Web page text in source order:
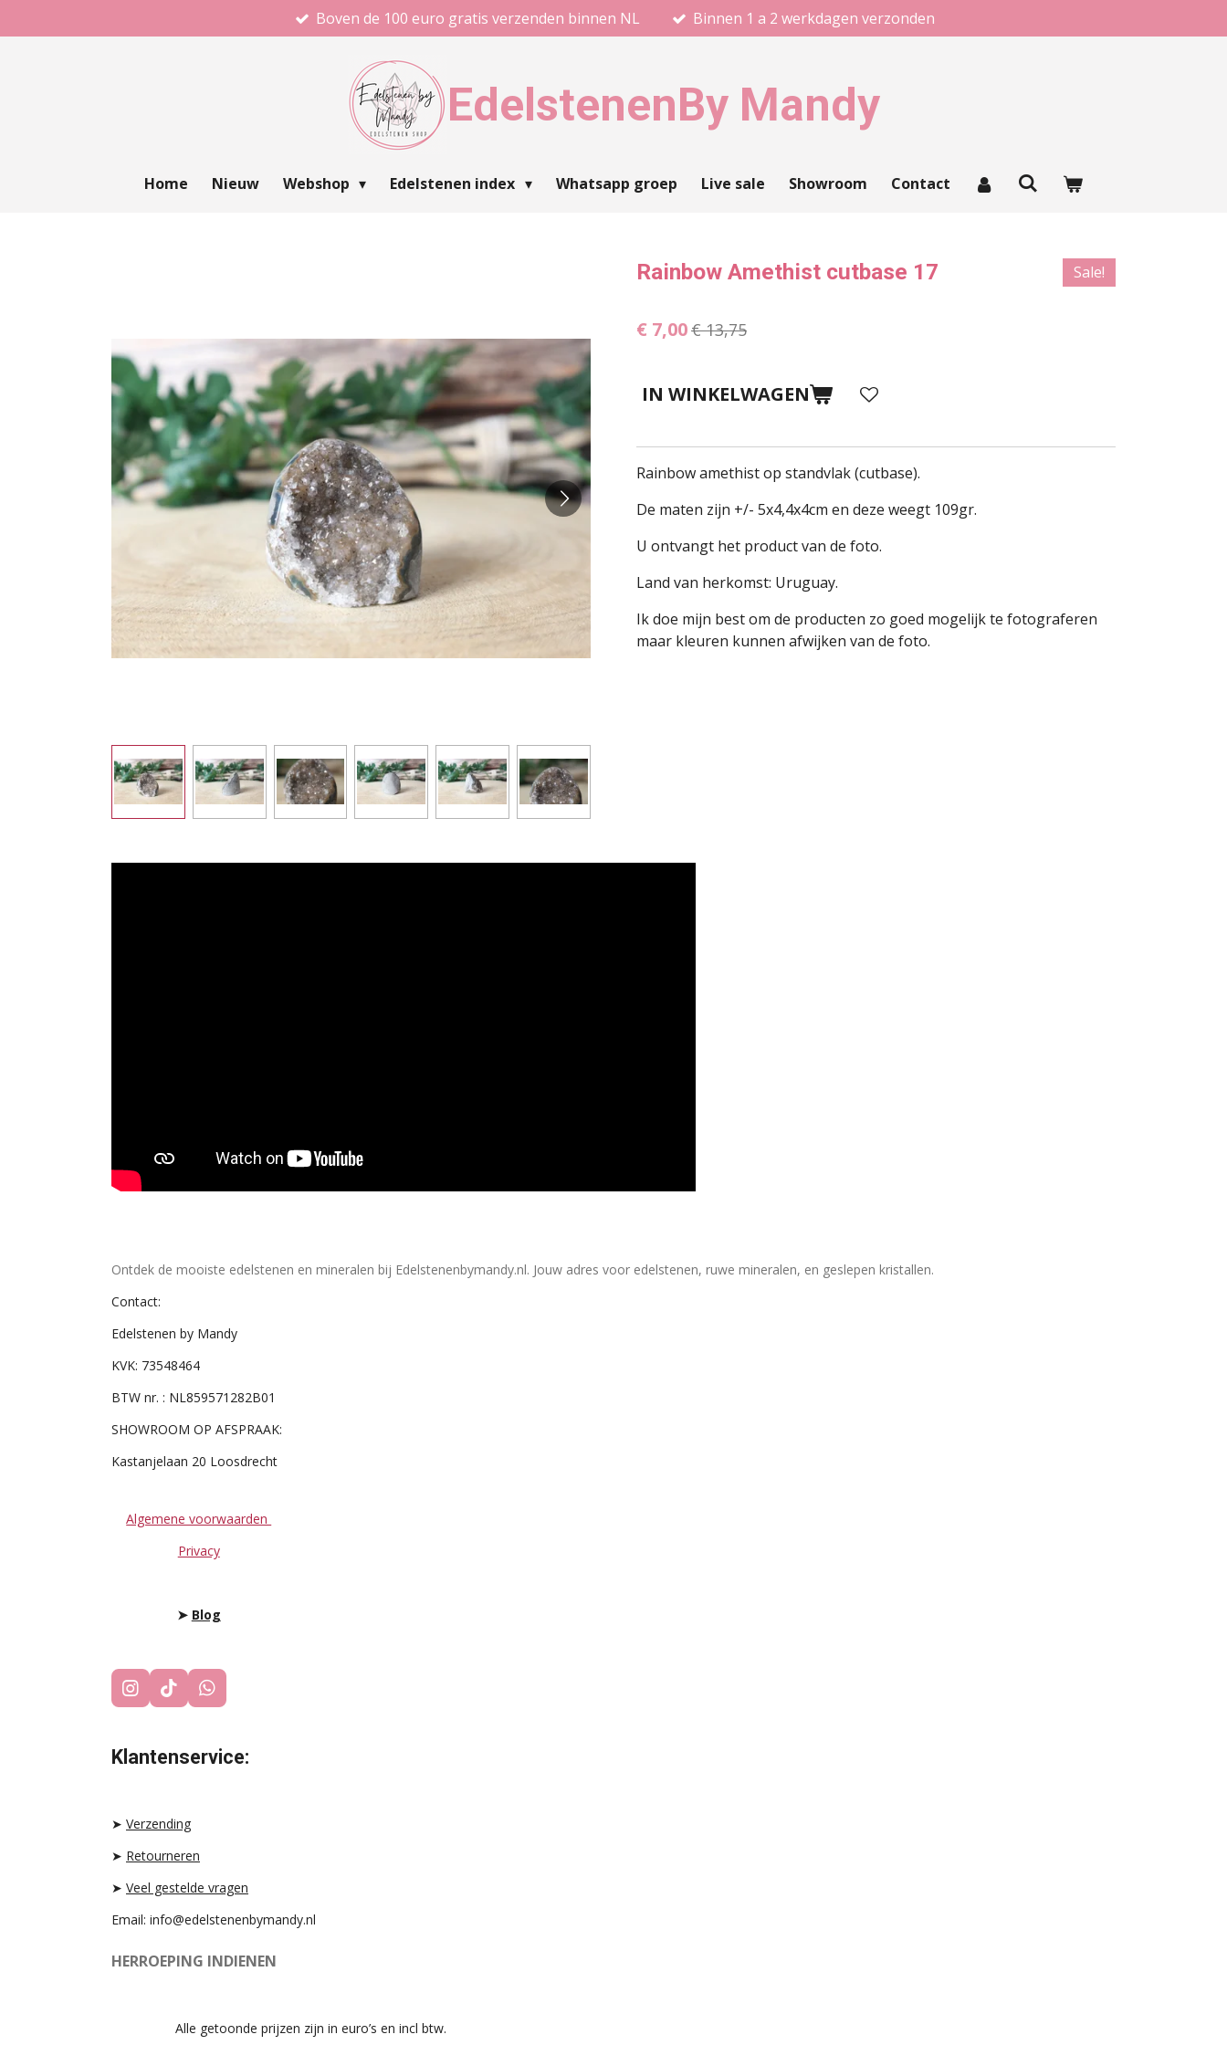
direct
Boven de 100 euro gratis verzenden binnen NL Binnen 1 a 2 werkdagen verzonden
EdelstenenBy Mandy
Home Nieuw Webshop Edelstenen index Whatsapp groep Live sale Showroom Contact
Rainbow Amethist cutbase 17 Sale!
€ 7,00€ 13,75
IN WINKELWAGEN
Rainbow amethist op standvlak (cutbase).
De maten zijn +/- 5x4,4x4cm en deze weegt 109gr.
U ontvangt het product van de foto.
Land van herkomst: Uruguay.
Ik doe mijn best om de producten zo goed mogelijk te fotograferen
maar kleuren kunnen afwijken van de foto.
Ontdek de mooiste edelstenen en mineralen bij Edelstenenbymandy.nl. Jouw adres voor edelstenen, ruwe mineralen, en geslepen kristallen.
Contact:
Edelstenen by Mandy
KVK: 73548464
BTW nr. : NL859571282B01
SHOWROOM OP AFSPRAAK:
Kastanjelaan 20 Loosdrecht
Algemene voorwaarden
Privacy
➤ Blog
I
N
A
A
M
T
I
O
W
H
S
Klantenservice:
➤ Verzending
➤ Retourneren
➤ Veel gestelde vragen
Email: info@edelstenenbymandy.nl
HERROEPING INDIENEN
Alle getoonde prijzen zijn in euro’s en incl btw.